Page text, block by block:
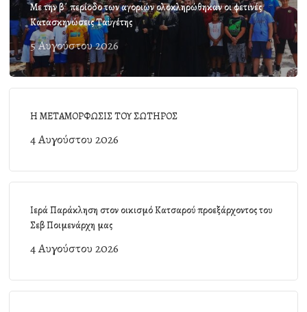
Με την β΄ περίοδο των αγοριών ολοκληρώθηκαν οι φετινές
Κατασκηνώσεις Ταϋγέτης
5 Αυγούστου 2026
Η ΜΕΤΑΜΟΡΦΩΣΙΣ ΤΟΥ ΣΩΤΗΡΟΣ
4 Αυγούστου 2026
Ιερά Παράκληση στον οικισμό Κατσαρού προεξάρχοντος του
Σεβ Ποιμενάρχη μας
4 Αυγούστου 2026